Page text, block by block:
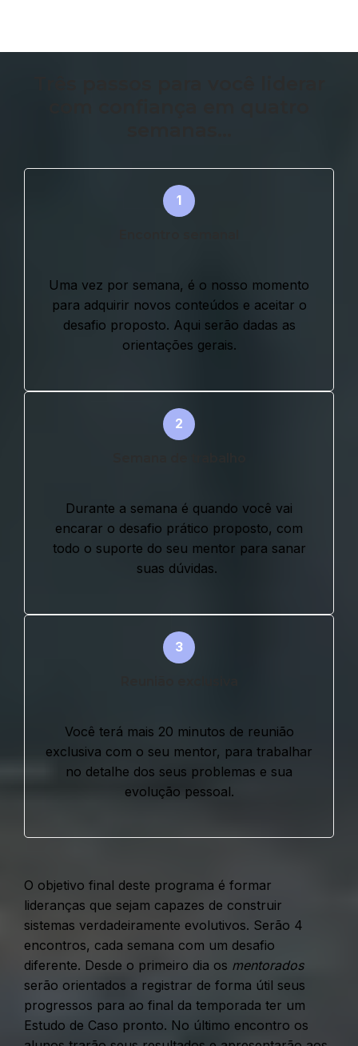
Uma vez por semana, é o nosso momento
para adquirir novos conteúdos e aceitar o
desafio proposto. Aqui serão dadas as
orientações gerais.
Durante a semana é quando você vai
encarar o desafio prático proposto, com
todo o suporte do seu mentor para sanar
suas dúvidas.
Você terá mais 20 minutos de reunião
exclusiva com o seu mentor, para trabalhar
no detalhe dos seus problemas e sua
evolução pessoal.
O objetivo final deste programa é formar
lideranças que sejam capazes de construir
sistemas verdadeiramente evolutivos. Serão 4
encontros, cada semana com um desafio
diferente. Desde o primeiro dia os mentorados
serão orientados a registrar de forma útil seus
progressos para ao final da temporada ter um
Estudo de Caso pronto. No último encontro os